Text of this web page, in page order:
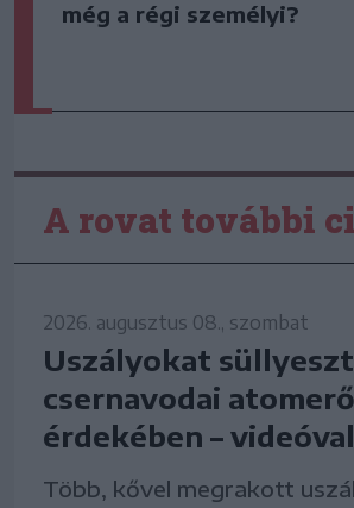
még a régi személyi?
A rovat további
2026. augusztus 08., szombat
Uszályokat
csernavodai
érdekében – videóval
Több, kővel megrakott